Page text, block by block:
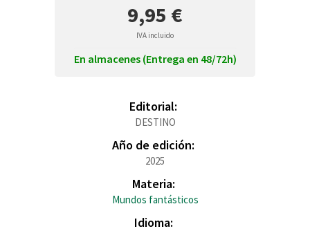
9,95 €
IVA incluido
En almacenes (Entrega en 48/72h)
Editorial:
DESTINO
Año de edición:
2025
Materia:
Mundos fantásticos
Idioma: